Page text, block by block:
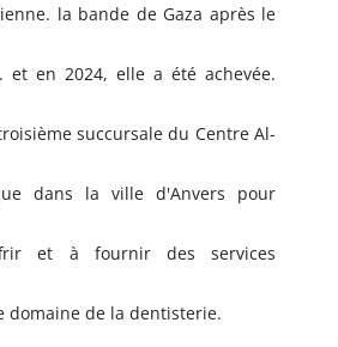
la bande de Gaza après le
et en 2024, elle a été achevée.
succursale du Centre Al-
dans la ville d'Anvers pour
et à fournir des services
domaine de la dentisterie.